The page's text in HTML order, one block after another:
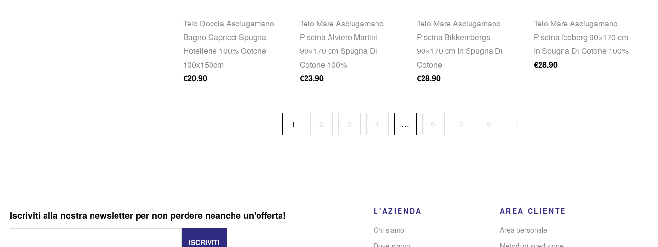
Telo Doccia Asciugamano
Bagno Capricci Spugna
Hotellerie 100% Cotone
100x150cm
€20.90
Telo Mare Asciugamano
Piscina Alviero Martini
90×170 cm Spugna Di
Cotone 100%
€23.90
Telo Mare Asciugamano
Piscina Bikkembergs
90×170 cm In Spugna Di
Cotone
€28.90
Telo Mare Asciugamano
Piscina Iceberg 90×170 cm
In Spugna Di Cotone 100%
€28.90
1 2 3 4 … 6 7 8
Iscriviti alla nostra newsletter per non perdere neanche un'offerta!
L'AZIENDA
Chi siamo
AREA CLIENTE
Area personale